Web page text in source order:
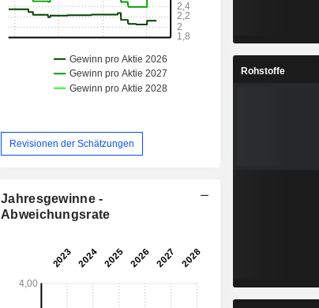
Revisionen der Schätzungen
Jahresgewinne -
Abweichungsrate
Rohstoffe